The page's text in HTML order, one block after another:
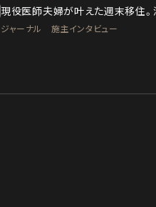
現役医師夫婦が叶えた週末移住
ジャーナル 施主インタビュー